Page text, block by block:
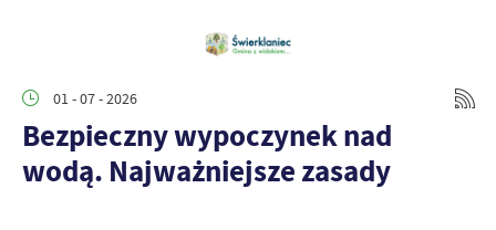
01 - 07 - 2026
Bezpieczny wypoczynek nad
wodą. Najważniejsze zasady